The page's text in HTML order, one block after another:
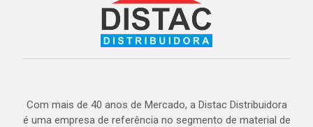
Com mais de 40 anos de Mercado, a Distac Distribuidora
é uma empresa de referência no segmento de material de